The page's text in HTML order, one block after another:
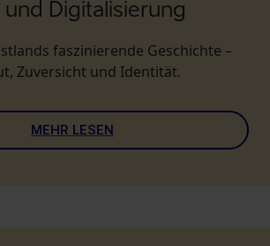
und Digitalisierung
faszinierende Geschichte –
Zuversicht und Identität.
MEHR LESEN